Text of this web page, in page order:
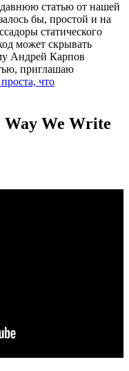
статью от нашей
бы, простой и на
статического
может скрывать
Андрей Карпов
приглашаю
что
Way We Write